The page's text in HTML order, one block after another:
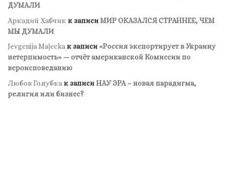
ДУМАЛИ
Аркадий Хабчик к записиМИР ОКАЗАЛСЯ СТРАННЕЕ, ЧЕМ
МЫ ДУМАЛИ
Jevgenija Maļeckaк записи«Россия экспортирует в Украину
нетерпимость» — отчёт американской Комиссии по
вероисповеданию
Любов Голубка к записиНАУ ЭРА – новая парадигма,
религия или бизнес?